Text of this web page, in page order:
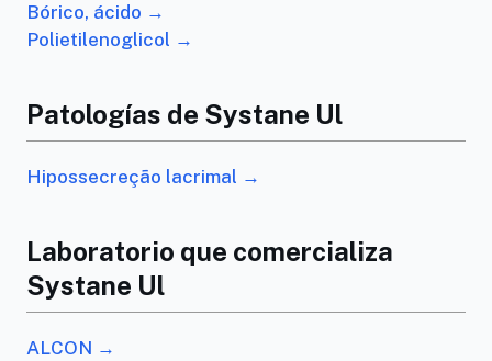
Bórico, ácido →
Polietilenoglicol →
Patologías de Systane Ul
Hipossecreção lacrimal →
Laboratorio que comercializa
Systane Ul
ALCON →